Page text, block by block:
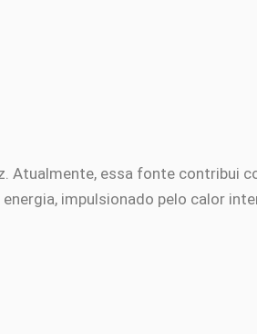
Atualmente, essa fonte contribui
impulsionado pelo calor